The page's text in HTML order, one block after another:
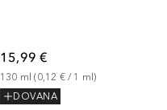
15,99 €
130 ml (0,12 € / 1 ml)
DOVANA